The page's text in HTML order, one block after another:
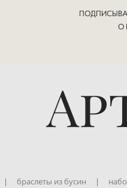
О
| браслеты из бусин |